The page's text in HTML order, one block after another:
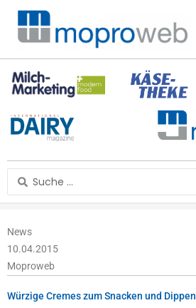
Zum
Inhalt
springen
Search
...
News
10.04.2015
Moproweb
Würzige Cremes zum Snacken und Dippen